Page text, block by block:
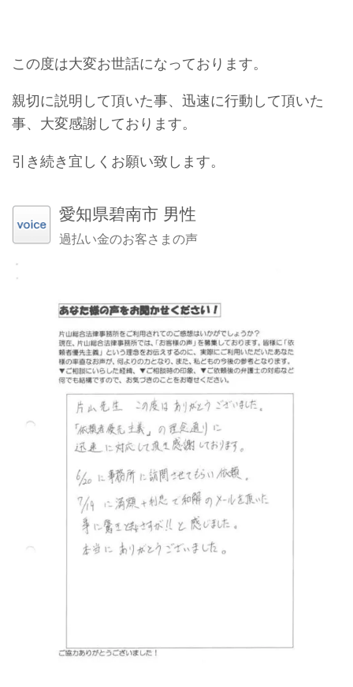
この度は大変お世話になっております。
親切に説明して頂いた事、迅速に行動して頂いた
事、大変感謝しております。
引き続き宜しくお願い致します。
愛知県碧南市 男性
過払い金のお客さまの声